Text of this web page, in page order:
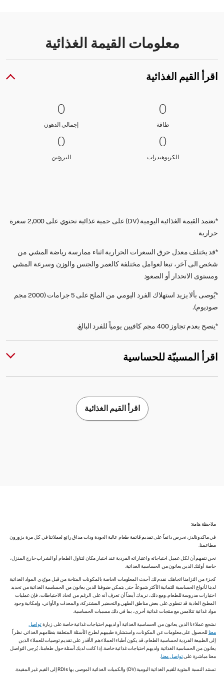
معلومات القيمة الغذائية
اقرأ القيم الغذائية
0 طاقة
0
0
طاقةطاقة
0 إجمالي الدهون
0
إجمالي الدهونإجمالي الدهون
0 الكربوهيدرات
0
0
الكربوهيدراتالكربوهيدرات
0 البروتين
0
البروتين
*تعتمد القيمة الغذائية اليومية (DV) على حمية غذائية تحتوي على 2,000 سعرة
حرارية
*قد يختلف معدل حرق السعرات الحرارية اثناء ممارسة رياضة المشي من
شخص الى آخر، تبعا لعوامل مختلفة كالعمر والجنس والوزن وسرعة المشي
ومستوى الانحدار أو الصعود
*يُوصى بألا يزيد استهلاك الفرد اليومي من الملح على 5 جرامات (2000 مجم
صوديوم).
*ينصح بعدم تجاوز 400 مجم كافيين يومياً للفرد البالغ.
اقرأ المسببّة للحساسية
اقرأ القيم الغذائية
ملاحظة هامة:
في ماكدونالدز، نحرص دائماً على تقديم قائمة طعام عالية الجودة وذات مذاق رائع لعملائنا في كل مرة يزورون
مطاعمنا.
نحن نتفهم أن لكل عميل احتياجاته واعتباراته الفردية عند اختيار مكان لتناول الطعام أو الشراب خارج المنزل،
خاصة أولئك الذين يعانون من الحساسية الغذائية.
كجزء من التزامنا اتجاهك، نقدم لك أحدث المعلومات الخاصة بالمكونات المتاحة من قبل مورّدي المواد الغذائية
لدينا لأنواع الحساسية الثمانية الأكثر شيوعاً، حتى يتمكن ضيوفنا الذين يعانون من الحساسية الغذائية من تحديد
اختيارات مدروسة للطعام. ومع ذلك، نريدك أيضاً أن تعرف أنه على الرغم من اتخاذ الاحتياطات، فإن عمليات
المطبخ العادية قد تنطوي على بعض مناطق الطهي والتحضير المشتركة، والمعدات والأواني، وإمكانية وجود
مواد غذائية تتلامس مع منتجات غذائية أخرى، بما في ذلك مسببات الحساسية.
نشجع عملاءنا الذين يعانون من الحساسية الغذائية أو لديهم احتياجات غذائية خاصة على زيارةتواصل
معنا للحصول على معلومات عن المكونات، واستشارة طبيبهم لطرح الأسئلة المتعلقة بنظامهم الغذائي. نظراً
إلى الطبيعة الفردية لحساسية الطعام، قد يكون أطباء العملاء هم الأقدر على تقديم توصيات للعملاء الذين
يعانون من الحساسية الغذائية ولديهم احتياجات غذائية خاصة. إذا كانت لديك أسئلة حول طعامنا، يُرجى التواصل
معنا مباشرة علىتواصل معنا.
تستند النسبة المئوية للقيم الغذائية اليومية (DV) والكميات الغذائية الموصى بها RDIs إلى القيم غير المقيدة.